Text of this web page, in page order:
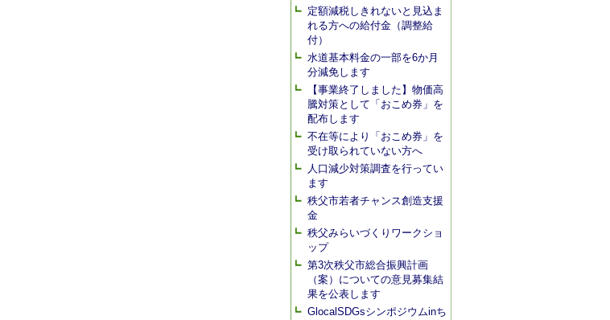
定額減税しきれないと見込ま
れる方への給付金（調整給
付）
水道基本料金の一部を6か月
分減免します
【事業終了しました】物価高
騰対策として「おこめ券」を
配布します
不在等により「おこめ券」を
受け取られていない方へ
人口減少対策調査を行ってい
ます
秩父市若者チャンス創造支援
金
秩父みらいづくりワークショ
ップ
第3次秩父市総合振興計画
（案）についての意見募集結
果を公表します
GlocalSDGsシンポジウムinち